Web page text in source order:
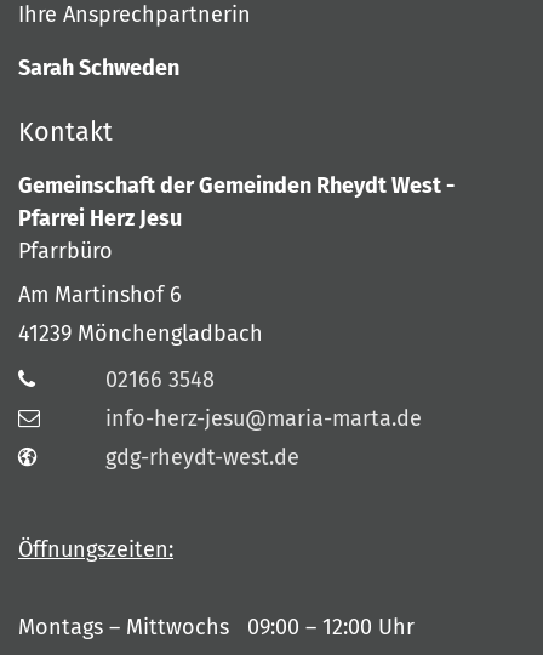
Ihre Ansprechpartnerin
Sarah Schweden
Kontakt
Gemeinschaft der Gemeinden Rheydt West -
Pfarrei Herz Jesu
Pfarrbüro
Am Martinshof 6
41239 Mönchengladbach
02166 3548
info-herz-jesu@maria-marta.de
gdg-rheydt-west.de
Öffnungszeiten:
Montags – Mittwochs 09:00 – 12:00 Uhr